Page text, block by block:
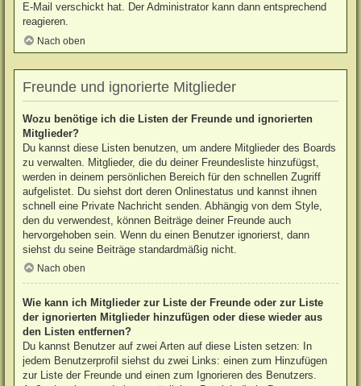
E-Mail verschickt hat. Der Administrator kann dann entsprechend
reagieren.
Nach oben
Freunde und ignorierte Mitglieder
Wozu benötige ich die Listen der Freunde und ignorierten
Mitglieder?
Du kannst diese Listen benutzen, um andere Mitglieder des Boards
zu verwalten. Mitglieder, die du deiner Freundesliste hinzufügst,
werden in deinem persönlichen Bereich für den schnellen Zugriff
aufgelistet. Du siehst dort deren Onlinestatus und kannst ihnen
schnell eine Private Nachricht senden. Abhängig von dem Style,
den du verwendest, können Beiträge deiner Freunde auch
hervorgehoben sein. Wenn du einen Benutzer ignorierst, dann
siehst du seine Beiträge standardmäßig nicht.
Nach oben
Wie kann ich Mitglieder zur Liste der Freunde oder zur Liste
der ignorierten Mitglieder hinzufügen oder diese wieder aus
den Listen entfernen?
Du kannst Benutzer auf zwei Arten auf diese Listen setzen: In
jedem Benutzerprofil siehst du zwei Links: einen zum Hinzufügen
zur Liste der Freunde und einen zum Ignorieren des Benutzers.